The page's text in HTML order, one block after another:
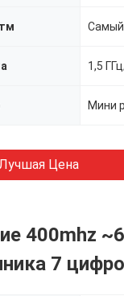
1,5
Мини
Цена
400mhz
7